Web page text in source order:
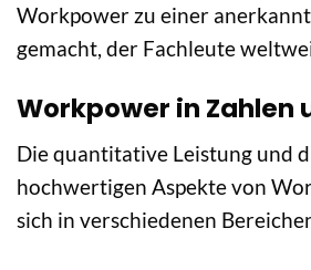
Workpower zu einer
gemacht, der Fachleute
Workpower in Zahlen
Die quantitative Leistung und
hochwertigen Aspekte von
sich in verschiedenen